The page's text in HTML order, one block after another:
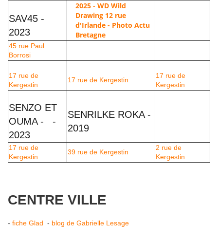
SAV45 -
2023
2025 - WD Wild
Drawing 12 rue
d'Irlande - Photo Actu
Bretagne
45 rue Paul
Borrosi
17 rue de
Kergestin
17 rue de Kergestin
17 rue de
Kergestin
SENZO ET
OUMA - -
2023
SENRILKE ROKA -
2019
17 rue de
Kergestin
39 rue de Kergestin
2 rue de
Kergestin
CENTRE VILLE
- fiche Glad - blog de Gabrielle Lesage